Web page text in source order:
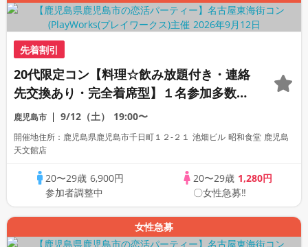
先着割引
20代限定コン【料理☆飲み放題付き・連絡
先交換あり・完全着席型】１名参加多数・
初参加も大歓迎☆プレイワークス主催☆
鹿児島市 9/12（土） 19:00〜
開催地住所：鹿児島県鹿児島市千日町１２-２１ 池畑ビル 昭和食堂 鹿児島
天文館店
20〜29歳 6,900円
参加者調整中
20〜29歳 1,280円
〇女性急募‼
女性急募